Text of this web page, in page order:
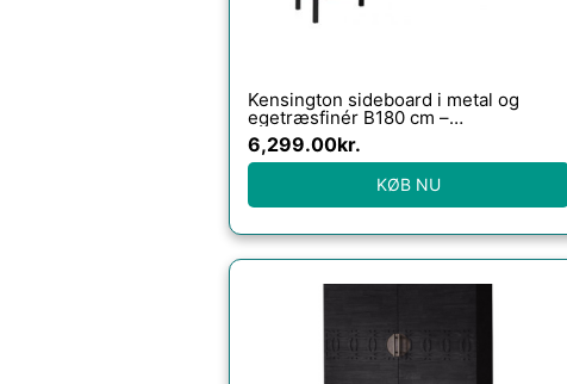
Kensington sideboard i metal og
egetræsfinér B180 cm –
Sort/Hvidpigmenteret eg
6,299.00kr.
KØB NU